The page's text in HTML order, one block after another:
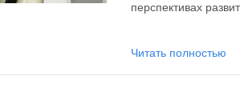
перспективах
Читать полностью